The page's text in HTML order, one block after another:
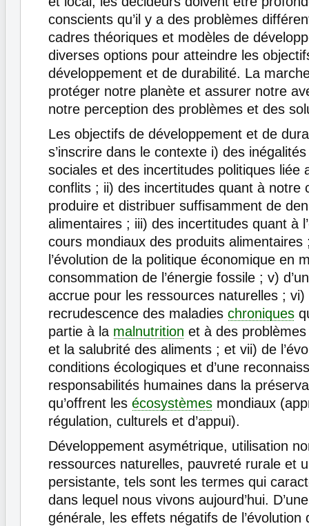
conscients qu’il y a des problèmes
cadres théoriques et modèles de
diverses options pour atteindre les
développement et de durabilité. La
protéger notre planète et assurer notre
notre perception des problèmes et des
Les objectifs de développement et de
s’inscrire dans le contexte i) des
sociales et des incertitudes politiques liée
conflits ; ii) des incertitudes quant à notre
produire et distribuer suffisamment de
alimentaires ; iii) des incertitudes quant à
cours mondiaux des produits alimentaires
l’évolution de la politique économique en
consommation de l’énergie fossile ; v)
accrue pour les ressources naturelles ; vi)
recrudescence des maladies chroniques
partie à la malnutrition et à des
et la salubrité des aliments ; et vii) de
conditions écologiques et d’une
responsabilités humaines dans la
qu’offrent les écosystèmes mondiaux
régulation, culturels et d’appui).
Développement asymétrique, utilisation
ressources naturelles, pauvreté rurale et
persistante, tels sont les termes qui
dans lequel nous vivons aujourd’hui.
générale, les effets négatifs de l’évolution